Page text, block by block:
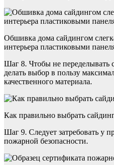
Обшивка дома сайдингом
интерьера пластиковыми
Шаг 8. Чтобы не переделывать
делать выбор в пользу
качественного материала.
Как правильно выбрать
Шаг 9. Следует затребовать у
пожарной безопасности.